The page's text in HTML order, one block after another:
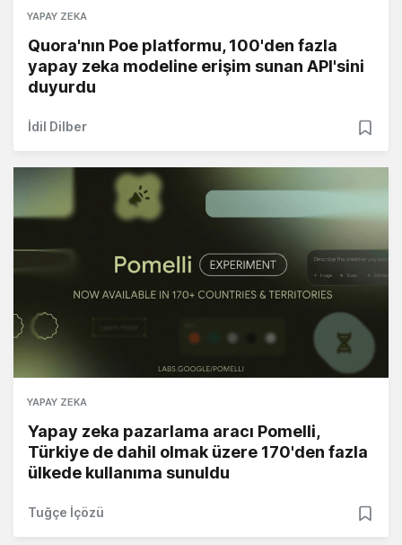
YAPAY ZEKA
Quora'nın Poe platformu, 100'den fazla
yapay zeka modeline erişim sunan API'sini
duyurdu
İdil Dilber
YAPAY ZEKA
Yapay zeka pazarlama aracı Pomelli,
Türkiye de dahil olmak üzere 170'den fazla
ülkede kullanıma sunuldu
Tuğçe İçözü